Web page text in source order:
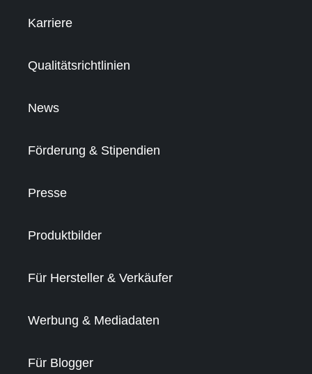
Karriere
Qualitätsrichtlinien
News
Förderung & Stipendien
Presse
Produktbilder
Für Hersteller & Verkäufer
Werbung & Mediadaten
Für Blogger